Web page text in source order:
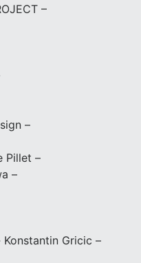
–
–
Pillet –
–
Gricic –